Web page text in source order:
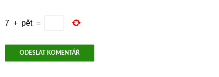
7 + pět =